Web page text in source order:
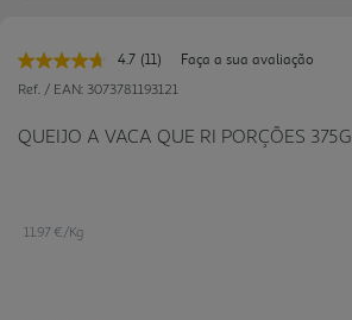
4.7 Leu
11
Link
para
(11)
Faça a sua avaliação
Ref. / EAN: 3073781193121
QUEIJO A VACA QUE RI PORÇÕES 375G
11.97 €/Kg